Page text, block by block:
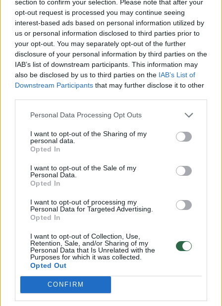
section to confirm your selection. Please note that after your
opt-out request is processed you may continue seeing
interest-based ads based on personal information utilized by
us or personal information disclosed to third parties prior to
your opt-out. You may separately opt-out of the further
disclosure of your personal information by third parties on the
IAB’s list of downstream participants. This information may
also be disclosed by us to third parties on the IAB’s List of
Downstream Participants that may further disclose it to other
Personal Data Processing Opt Outs
I want to opt-out of the Sharing of my
personal data.
Opted In
I want to opt-out of the Sale of my
Personal Data.
Opted In
I want to opt-out of processing my
Personal Data for Targeted Advertising.
Opted In
I want to opt-out of Collection, Use,
Retention, Sale, and/or Sharing of my
Personal Data that Is Unrelated with the
Purposes for which it was collected.
Opted Out
CONFIRM
Paskutiniame dienos mače „Barcelona“
tiesiog sumaitojo „Real Betis“ 5:0 ir tapo
pirmenybių lyderiu.
Ispanijos čempionatas
Bilbao „Athletic“ – „Cadiz“ 3:0
„Valencia“ – Madrido „Atletico“ 3:0
Vigo „Celta“ – „Mallorca“ 0:1
„Barcelona“ – „Real Betis“ 5:0
KOMANDA RS P
Real Madrid CF 38 29
FC Barcelona
3 Girona FC 38 25 6 7 85:46 81